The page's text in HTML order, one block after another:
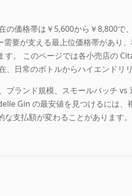
の価格帯は￥5,600から￥8,800
需要が支える最上位価格帯があり
す。 このページでは各小売店の
、日常のボトルからハイエンドリ
ブランド規模、スモールバッチ
Gin の最安値を見つけるには
な支払額が変わることがあります